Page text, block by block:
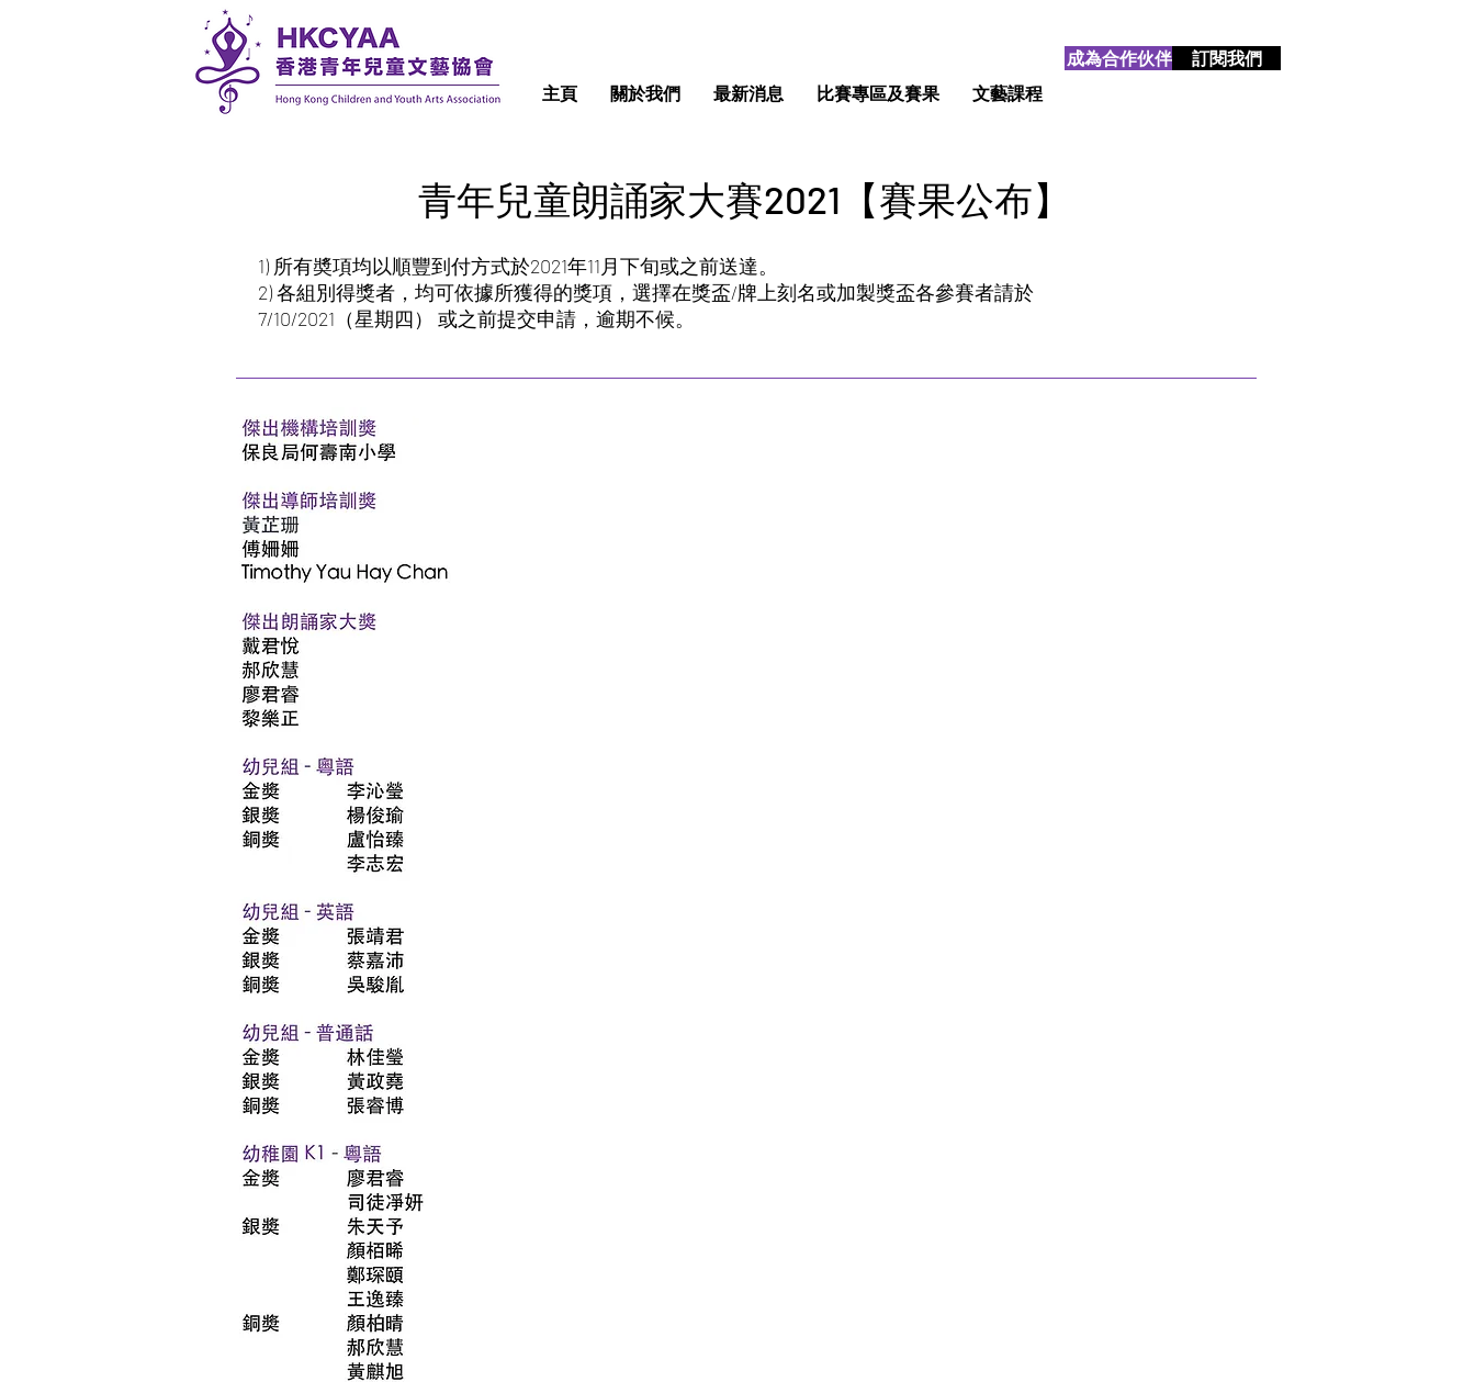
主頁 關於我們 最新消息 比賽專區及賽果 文藝課程
成為合作伙伴 訂閱我們
青年兒童朗誦家大賽2021【賽果公布】
1) 所有奬項均以順豐到付方式於2021年11月下旬或之前送達。
2) 各組別得獎者，均可依據所獲得的獎項，選擇在獎盃/牌上刻名或加製獎盃各參賽者請於
7/10/2021（星期四） 或之前提交申請，逾期不候。